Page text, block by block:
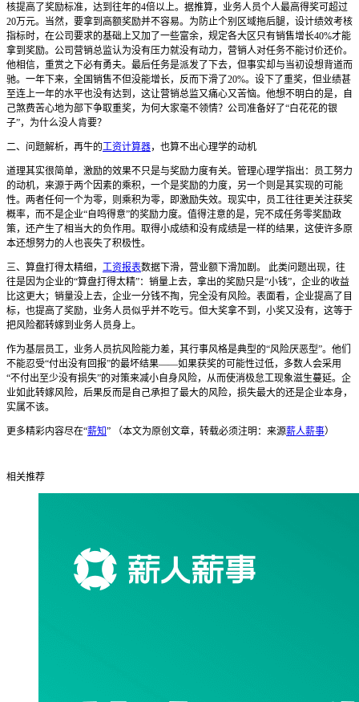
核提高了奖励标准，达到往年的4倍以上。据推算，业务人员个人最高得奖可超过
20万元。当然，要拿到高额奖励并不容易。为防止个别区域拖后腿，设计绩效考核
指标时，在公司要求的基础上又加了一些富余，规定各大区只有销售增长40%才能
拿到奖励。公司营销总监认为没有压力就没有动力，营销人对任务不能讨价还价。
他相信，重赏之下必有勇夫。最后任务是派发了下去，但事实却与当初设想背道而
驰。一年下来，全国销售不但没能增长，反而下滑了20%。设下了重奖，但业绩甚
至连上一年的水平也没有达到，这让营销总监又痛心又苦恼。他想不明白的是，自
己煞费苦心地为部下争取重奖，为何大家毫不领情？公司准备好了“白花花的银
子”，为什么没人肯要？
二、问题解析，再牛的工资计算器，也算不出心理学的动机
道理其实很简单，激励的效果不只是与奖励力度有关。管理心理学指出：员工努力
的动机，来源于两个因素的乘积，一个是奖励的力度，另一个则是其实现的可能
性。两者任何一个为零，则乘积为零，即激励失效。现实中，员工往往更关注获奖
概率，而不是企业“自鸣得意”的奖励力度。值得注意的是，完不成任务零奖励政
策，还产生了相当大的负作用。取得小成绩和没有成绩是一样的结果，这使许多原
本还想努力的人也丧失了积极性。
三、算盘打得太精细， 工资报表数据下滑，营业额下滑加剧。 此类问题出现，往
往是因为企业的“算盘打得太精”：销量上去，拿出的奖励只是“小钱”，企业的收益
比这更大；销量没上去，企业一分钱不掏，完全没有风险。表面看，企业提高了目
标，也提高了奖励，业务人员似乎并不吃亏。但大奖拿不到，小奖又没有，这等于
把风险都转嫁到业务人员身上。
作为基层员工，业务人员抗风险能力差，其行事风格是典型的“风险厌恶型”。他们
不能忍受“付出没有回报”的最坏结果——如果获奖的可能性过低，多数人会采用
“不付出至少没有损失”的对策来减小自身风险，从而使消极怠工现象滋生蔓延。企
业如此转嫁风险，后果反而是自己承担了最大的风险，损失最大的还是企业本身，
实属不该。
更多精彩内容尽在“薪知” （本文为原创文章，转载必须注明：来源薪人薪事）
相关推荐